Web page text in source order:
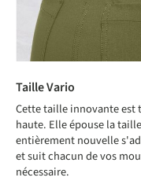
Taille Vario
Cette taille innovante est
haute. Elle épouse la
entièrement nouvelle
et suit chacun de vos
nécessaire.